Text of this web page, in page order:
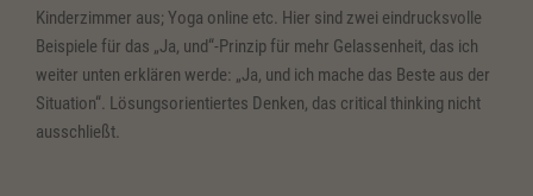
Kinderzimmer aus; Yoga online etc. Hier sind zwei eindrucksvolle
Beispiele für das „Ja, und“-Prinzip für mehr Gelassenheit, das ich
weiter unten erklären werde: „Ja, und ich mache das Beste aus der
Situation“. Lösungsorientiertes Denken, das critical thinking nicht
ausschließt.